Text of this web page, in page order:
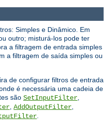
Simples e Dinâmico. Em
outro; misturá-los pode ter
a filtragem de entrada simples
a filtragem de saída simples ou
de configurar filtros de entrada
é necessária uma cadeia de
são SetInputFilter
AddOutputFilter